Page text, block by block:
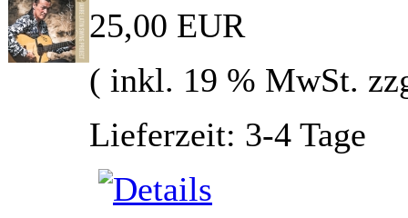
25,00 EUR
( inkl. 19 % MwSt.
Lieferzeit: 3-4 Tage